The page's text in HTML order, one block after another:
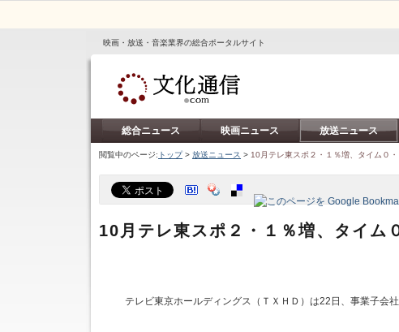
映画・放送・音楽業界の総合ポータルサイト
総合ニュース 映画ニュース 放送ニュース
閲覧中のページ: トップ> 放送ニュース > 10月テレ東スポ２・１％増、タイム０
10月テレ東スポ２・１％増、タイム
テレビ東京ホールディングス（ＴＸＨＤ）は22日、事業子会